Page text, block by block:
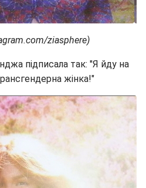
ziasphere)
підписала так: "Я йду на
жінка!"